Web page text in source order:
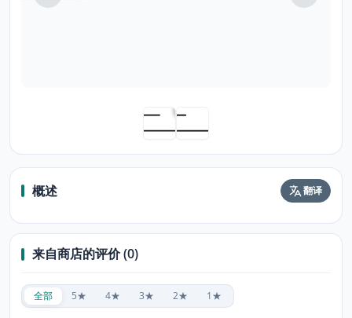
概述 翻译
来自商店的评价 (0)
全部 5★ 4★ 3★ 2★ 1★